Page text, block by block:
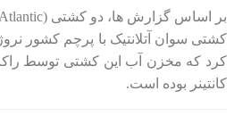
بر اساس گزارش ها، دو کشتی (Swan Atlantic) و (Msc Clara) در دریای سرخ از سمت مناطق تحت حمایت حوثی ها مورد حمله راکتی قرار گرفته اند.
کانتینر بوده است.